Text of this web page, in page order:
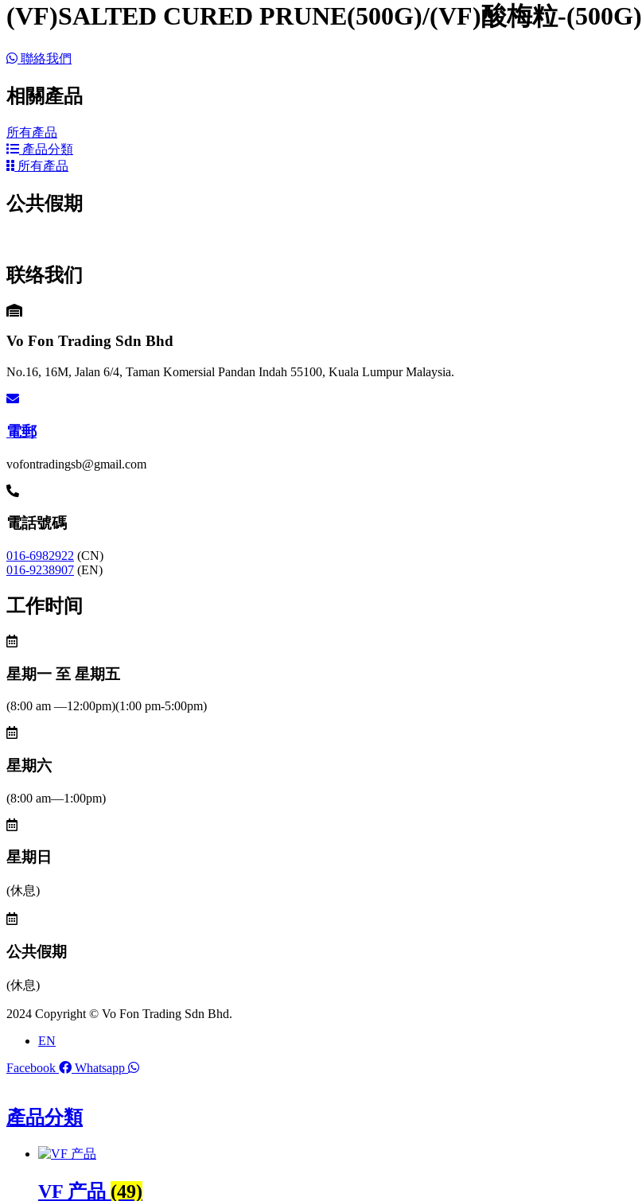
(VF)SALTED CURED PRUNE(500G)/(VF)酸梅粒-(500G)
聯絡我們
相關產品
所有產品
產品分類
所有產品
公共假期
联络我们
Vo Fon Trading Sdn Bhd
No.16, 16M, Jalan 6/4, Taman Komersial Pandan Indah 55100, Kuala Lumpur Malaysia.
電郵
vofontradingsb@gmail.com
電話號碼
016-6982922 (CN)
016-9238907 (EN)
工作时间
星期一 至 星期五
(8:00 am —12:00pm)(1:00 pm-5:00pm)
星期六
(8:00 am—1:00pm)
星期日
(休息)
公共假期
(休息)
2024 Copyright © Vo Fon Trading Sdn Bhd.
EN
Facebook
Whatsapp
產品分類
VF 产品 (49)